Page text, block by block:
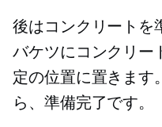
後はコンクリートを
バケツにコンクリー
定の位置に置きます
ら、準備完了です。